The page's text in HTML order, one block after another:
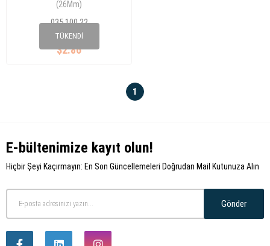
TÜKENDI
(26Mm)
035 100 22
$2.86
06B 103 113 C
1
E-bültenimize kayıt olun!
Hiçbir Şeyi Kaçırmayın: En Son Güncellemeleri Doğrudan Mail Kutunuza Alın
Gönder